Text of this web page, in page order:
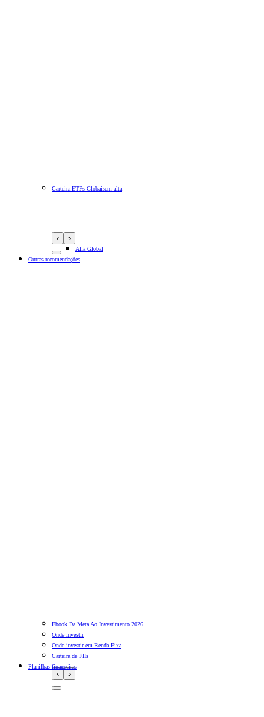
‹ ›
Carteira ETFs Globaisem alta
Alfa Global
Outras recomendações
‹ ›
Ebook Da Meta Ao Investimento 2026
Onde investir
Onde investir em Renda Fixa
Carteira de FIIs
Planilhas financeiras